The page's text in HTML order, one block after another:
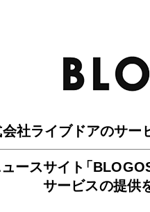
社ライブドアのサー
ースサイ ト「
サービスの提供